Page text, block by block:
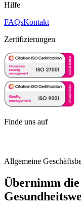
Hilfe
FAQsKontakt
Zertifizierungen
Finde uns auf
Allgemeine
Übernimm